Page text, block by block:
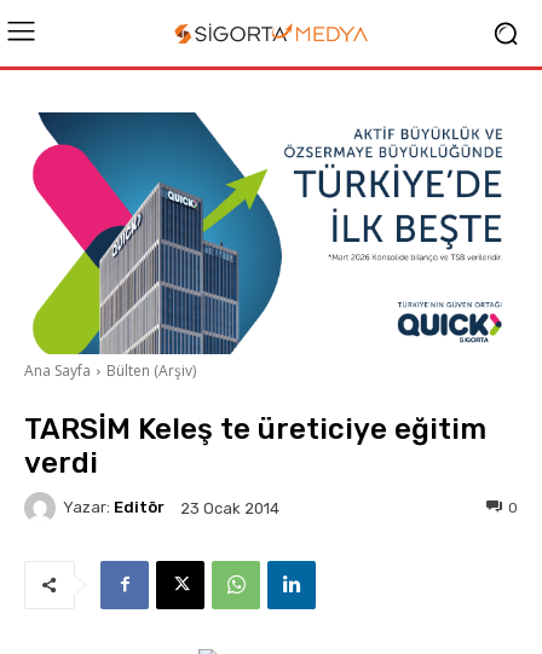
Ana Sayfa Bülten (Arşiv)
TARSİM Keleş te üreticiye eğitim
verdi
Yazar: Editör 23 Ocak 2014 0